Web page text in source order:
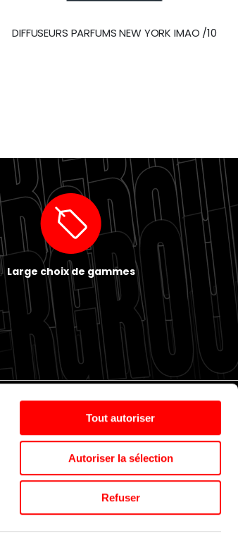
Tout autoriser
Autoriser la sélection
Refuser
DIFFUSEURS PARFUMS NEW YORK IMAO /10
Large choix de gammes
Nos agences Espace presse